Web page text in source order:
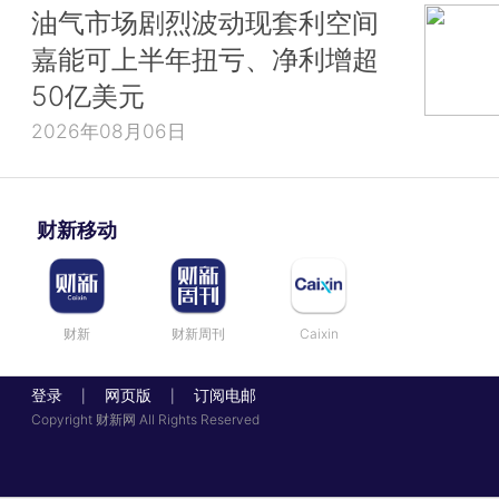
油气市场剧烈波动现套利空间
嘉能可上半年扭亏、净利增超
50亿美元
2026年08月06日
财新移动
财新 财新周刊 Caixin
登录 网页版 订阅电邮
Copyright 财新网 All Rights Reserved